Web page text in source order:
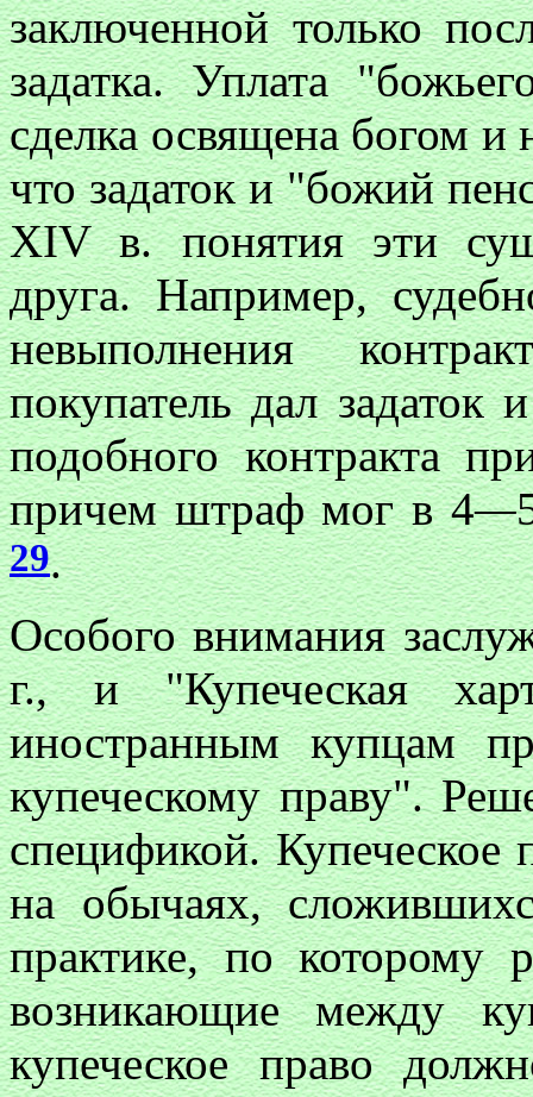
заключенной только
задатка. Уплата
сделка освящена богом
что задаток и "божий
XIV в. понятия эти
друга. Например,
невыполнения
покупатель дал
подобного контракта
причем штраф мог в 4—
29.
Особого внимания
г., и "Купеческая
иностранным купцам
купеческому праву".
спецификой. Купеческое
на обычаях,
практике, по которому
возникающие между
купеческое право